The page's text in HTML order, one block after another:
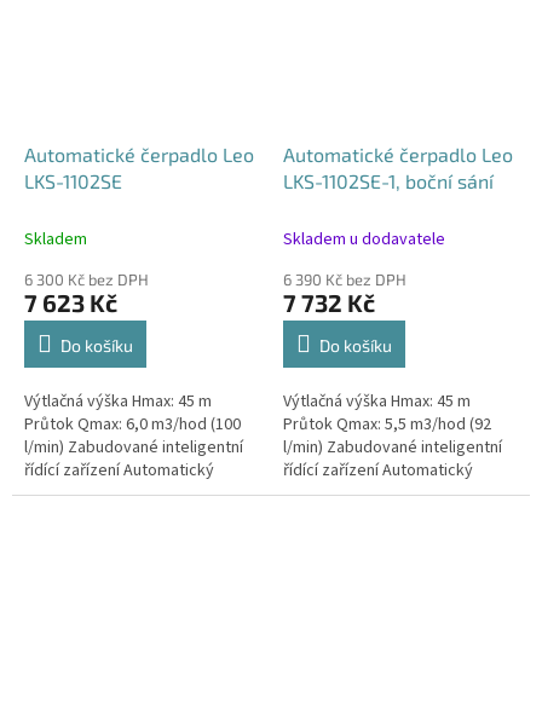
Automatické čerpadlo Leo
LKS-1102SE
Skladem
6 300 Kč bez DPH
7 623 Kč
Do košíku
Výtlačná výška Hmax: 45 m
Průtok Qmax: 6,0 m3/hod (100
l/min) Zabudované inteligentní
řídící zařízení Automatický
provoz Tělo čerpadla vyrobeno
Automatické čerpadlo Leo
LKS-1102SE-1, boční sání
Skladem u dodavatele
6 390 Kč bez DPH
7 732 Kč
Do košíku
Výtlačná výška Hmax: 45 m
Průtok Qmax: 5,5 m3/hod (92
l/min) Zabudované inteligentní
řídící zařízení Automatický
provoz Tělo čerpadla vyrobeno